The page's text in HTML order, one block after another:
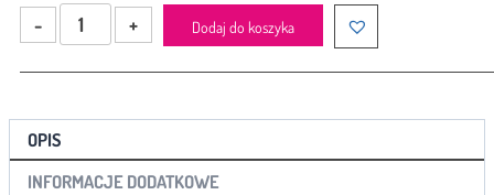
ilość
Becik
HERO
PASKI
NIEBIESKI
Dodaj do koszyka
OPIS
INFORMACJE DODATKOWE